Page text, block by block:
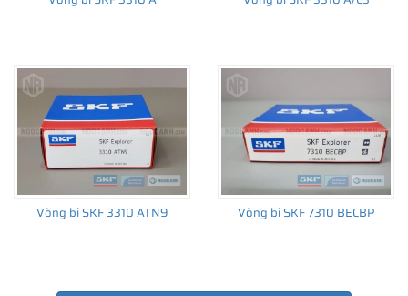
THÔNG TIN HỮU ÍCH
• Vòng bi SKF chính hãng, Những lưu ý cơ bản trước khi mua hàng
Xuất xứ vòng bi SKF chính hãng ở đâu?
Chất lượng vòng bi SKF chính hãng
Vòng bi SKF 3310 ATN9 Vòng bi SKF 7310 BECBP